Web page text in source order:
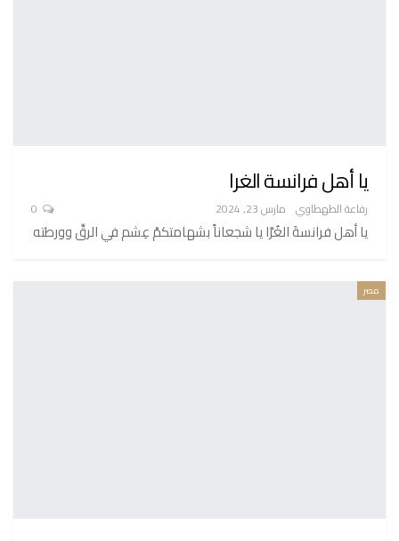
يا أهل فرانسة الغرا
رفاعة الطهطاوي مارس 23, 2024
يا أهل فرانسةَ الغُرَّا يا شجعاناً بشهامتكمْ عِشم في الرقِّ وورطته
مصر